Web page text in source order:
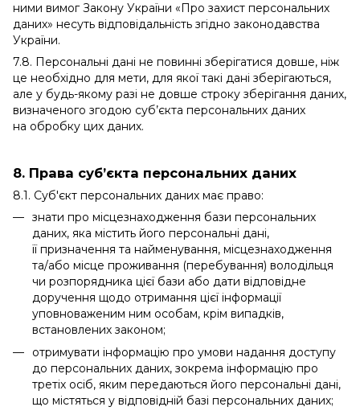
ними вимог Закону України «Про захист персональних
даних» несуть відповідальність згідно законодавства
України.
7.8. Персональні дані не повинні зберігатися довше, ніж
це необхідно для мети, для якої такі дані зберігаються,
але у будь-якому разі не довше строку зберігання даних,
визначеного згодою суб’єкта персональних даних
на обробку цих даних.
8. Права суб’єкта персональних даних
8.1. Суб'єкт персональних даних має право:
знати про місцезнаходження бази персональних
даних, яка містить його персональні дані,
її призначення та найменування, місцезнаходження
та/або місце проживання (перебування) володільця
чи розпорядника цієї бази або дати відповідне
доручення щодо отримання цієї інформації
уповноваженим ним особам, крім випадків,
встановлених законом;
отримувати інформацію про умови надання доступу
до персональних даних, зокрема інформацію про
третіх осіб, яким передаються його персональні дані,
що містяться у відповідній базі персональних даних;